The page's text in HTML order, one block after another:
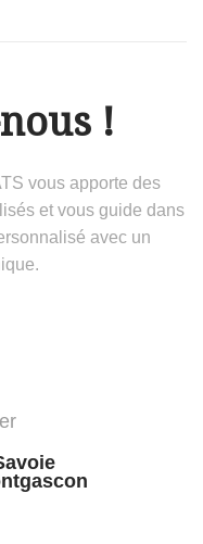
!
vous apporte des
et vous guide dans
avec un